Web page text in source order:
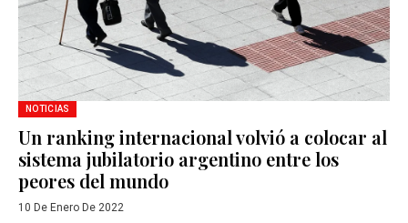
NOTICIAS
Un ranking internacional volvió a colocar al
sistema jubilatorio argentino entre los
peores del mundo
10 De Enero De 2022